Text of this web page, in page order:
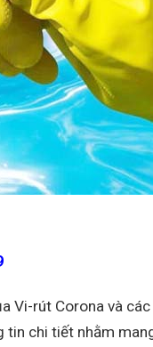
Vi-rút Corona và
tin chi tiết nhằm